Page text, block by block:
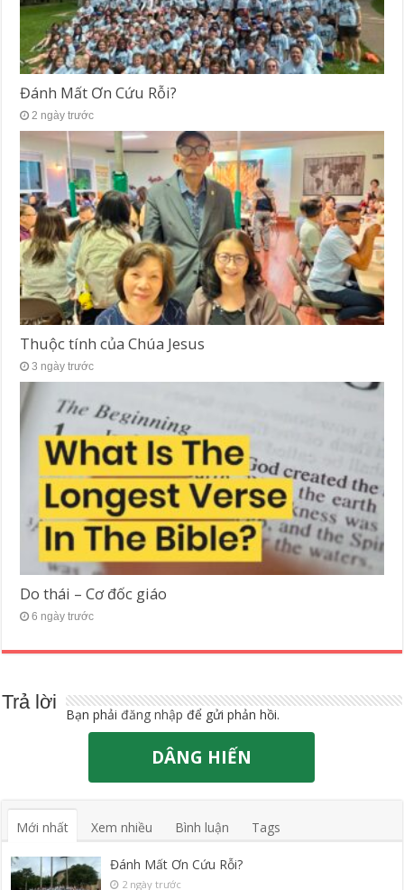
Đánh Mất Ơn Cứu Rỗi?
2 ngày trước
Thuộc tính của Chúa Jesus
3 ngày trước
Do thái – Cơ đốc giáo
6 ngày trước
Trả lời
Bạn phảiđăng nhập để gửi phản hồi.
DÂNG HIẾN
Mới nhất Xem nhiều Bình luận Tags
Đánh Mất Ơn Cứu Rỗi?
2 ngày trước